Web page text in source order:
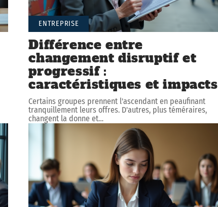
ENTREPRISE
Différence entre
changement disruptif et
progressif :
caractéristiques et impacts
Certains groupes prennent l'ascendant en peaufinant
tranquillement leurs offres. D'autres, plus téméraires,
changent la donne et…